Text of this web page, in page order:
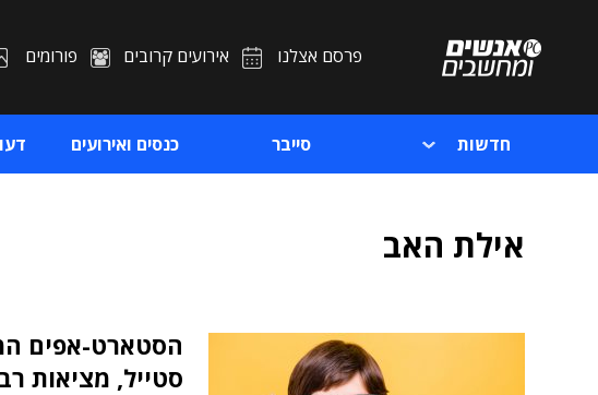
פרסם אצלנו אירועים קרובים פורומים
חדשות סייבר כנסים ואירועים
אילת האב
סטייל, מציאות